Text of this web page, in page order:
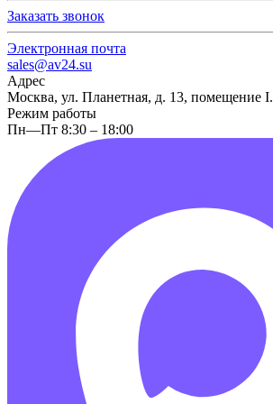
Заказать звонок
Электронная почта
sales@av24.su
Адрес
Москва, ул. Планетная, д. 13, помещение I.
Режим работы
Пн—Пт 8:30 – 18:00